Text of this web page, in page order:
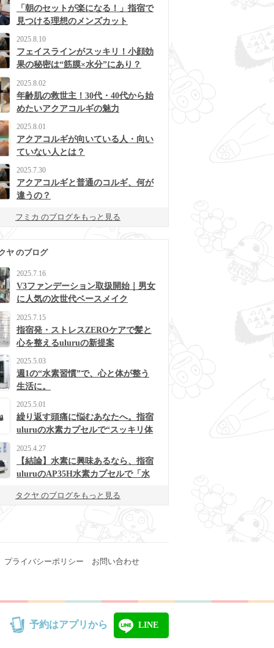
「朝のセットが楽になる！」指宿で
見つける理想のメンズカット
2025.8.10
フェイスラインがスッキリ！小顔効
果の秘密は“筋膜×水分”にあり？
2025.8.02
年齢肌の救世主！30代・40代から始
めたいアクアコルギの魅力
2025.8.01
アクアコルギが向いている人・向い
ていない人とは？
2025.7.30
アクアコルギと普通のコルギ、何が
違うの？
フミカ のブログをもっと見る
ヤ のブログ
2025.7.16
V3ファンデーション取扱開始｜男女
に人気の次世代ベースメイク
2025.7.15
指宿発・ストレスZEROケアで髪と
心を整えるuluruの新提案
2025.5.03
週1の“水素習慣”で、心と体が整う
生活に。
2025.5.01
繰り返す頭痛に悩むあなたへ。指宿
uluruの水素カプセルで“スッキリ体
2025.4.27
【結論】水素に興味あるなら、指宿
uluruのAP35H水素カプセルで「水
タクヤ のブログをもっと見る
プライバシーポリシー お問い合わせ
予約はアプリから LINE